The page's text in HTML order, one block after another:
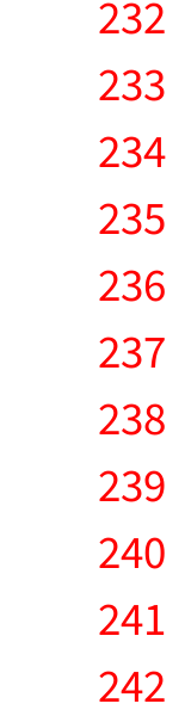
232
233
234
235
236
237
238
239
240
241
242